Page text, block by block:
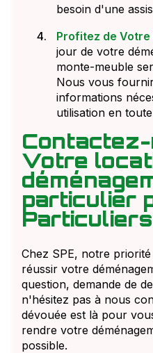
besoin d'une
Profitez de
jour de votre
monte-meuble
Nous vous
informations
utilisation en
Votre
particulier
Chez SPE, notre
réussir votre
question, demande de
n'hésitez pas à nous
dévouée est là pour
rendre votre
possible.